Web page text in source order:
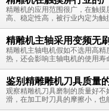
精雕机的应用范围很广，在触
高、稳定性高，被行业内定为触
精雕机主轴采用变频无
精雕机主轴电机假如不选用高
热，还会影响主轴电机的使用寿
鉴别精雕雕机刀具质量
观察精雕机刀具磨制的质量好
滑，在加工时刀具的摩擦小，也